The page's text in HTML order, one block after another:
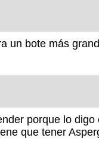
un bote más
porque lo digo
que tener